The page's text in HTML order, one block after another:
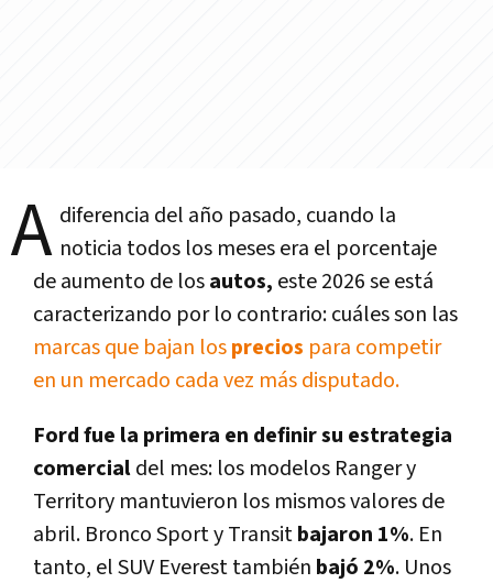
A diferencia del año pasado, cuando la
noticia todos los meses era el porcentaje
de aumento de losautos, este 2026 se está
caracterizando por lo contrario: cuáles son las
marcas que bajan losprecios para competir
en un mercado cada vez más disputado.
Ford fue la primera en definir su estrategia
comercialdel mes: los modelos Ranger y
Territory mantuvieron los mismos valores de
abril. Bronco Sport y Transitbajaron 1%. En
tanto, el SUV Everest también bajó 2%. Unos